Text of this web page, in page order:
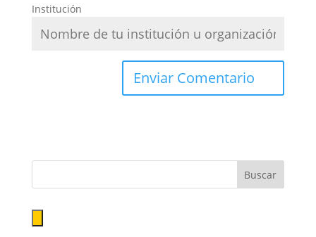
Institución